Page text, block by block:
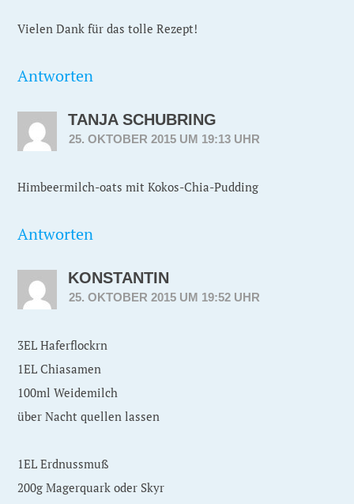
Vielen Dank für das tolle Rezept!
Antworten
TANJA SCHUBRING
25. OKTOBER 2015 UM 19:13 UHR
Himbeermilch-oats mit Kokos-Chia-Pudding
Antworten
KONSTANTIN
25. OKTOBER 2015 UM 19:52 UHR
3EL Haferflockrn
1EL Chiasamen
100ml Weidemilch
über Nacht quellen lassen
1EL Erdnussmuß
200g Magerquark oder Skyr